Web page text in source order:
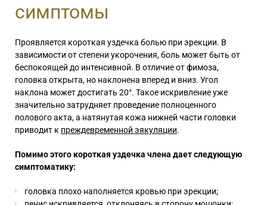
симптомы
Проявляется короткая уздечка болью при эрекции. В
зависимости от степени укорочения, боль может быть от
беспокоящей до интенсивной. В отличие от фимоза,
головка открыта, но наклонена вперед и вниз. Угол
наклона может достигать 20°. Такое искривление уже
значительно затрудняет проведение полноценного
полового акта, а натянутая кожа нижней части головки
приводит к преждевременной эякуляции.
Помимо этого короткая уздечка члена дает следующую
симптоматику:
головка плохо наполняется кровью при эрекции;